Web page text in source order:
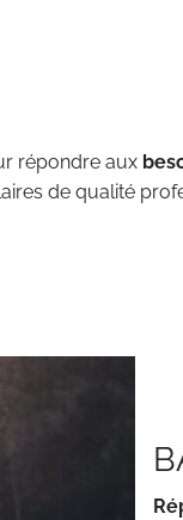
répondre aux
de qualité